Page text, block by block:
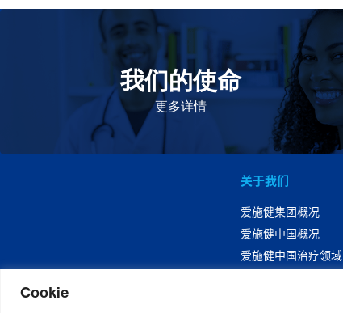
Cookie
我们的使命
更多详情
致力于提高患者的生命健康和质量
关于我们
爱施健集团概况
爱施健中国概况
爱施健中国治疗领域